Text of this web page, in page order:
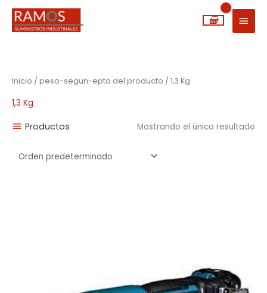
MENÚ
Inicio / peso-segun-epta del producto / 1,3 Kg
1,3 Kg
Productos Mostrando el único resultado